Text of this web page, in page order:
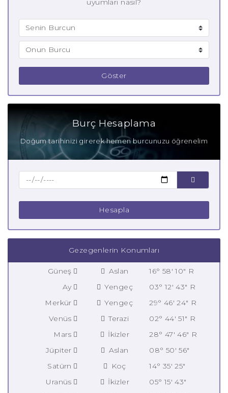
uyumları nasıl?
Göster
Burç Hesaplama
Doğum tarihinizi girerek hemen burcunuzu öğrenelim
Hesapla
Gezegenlerin Konumları
Güneş Aslan
16° 58' 10" R
Ay
Yengeç
03° 12' 43" R
Merkür
Yengeç
29° 46' 24" R
Venüs
Terazi
02° 44' 51" R
Mars
İkizler
28° 47' 46" R
Jüpiter
Aslan
08° 50' 56"
Satürn
Koç
14° 35' 25"
Uranüs
İkizler
05° 15' 43"